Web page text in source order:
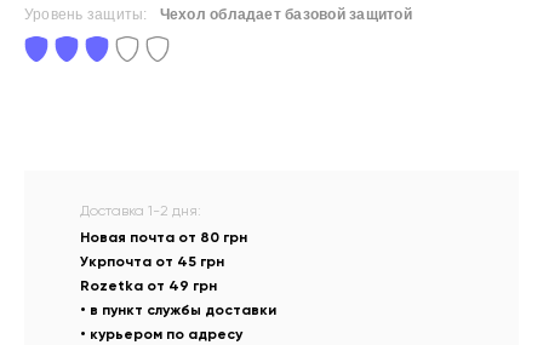
Уровень защиты: Чехол обладает базовой защитой
Доставка 1-2 дня:
Новая почта от 80 грн
Укрпочта от 45 грн
Rozetka от 49 грн
• в пункт службы доставки
• курьером по адресу